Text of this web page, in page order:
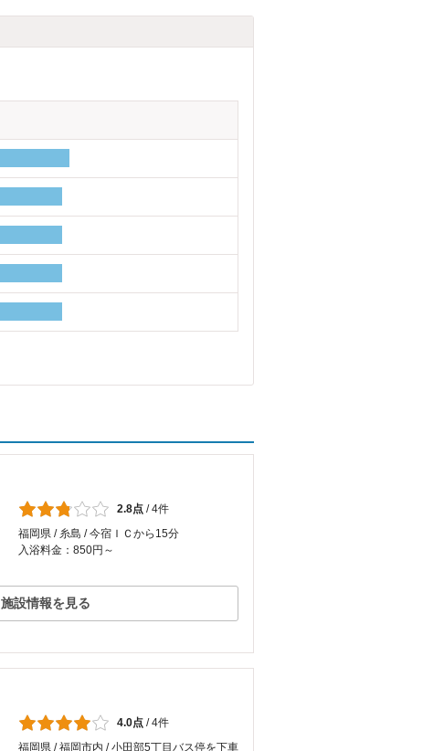
2.8点 /4件
福岡県 / 糸島 / 今宿ＩＣから15分
入浴料金：850円～
施設情報を見る
4.0点 /4件
福岡県 / 福岡市内 / 小田部5丁目バス停を下車